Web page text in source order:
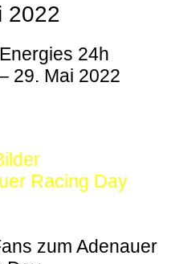
2022
24h
29. Mai 2022
Racing Day
zum Adenauer